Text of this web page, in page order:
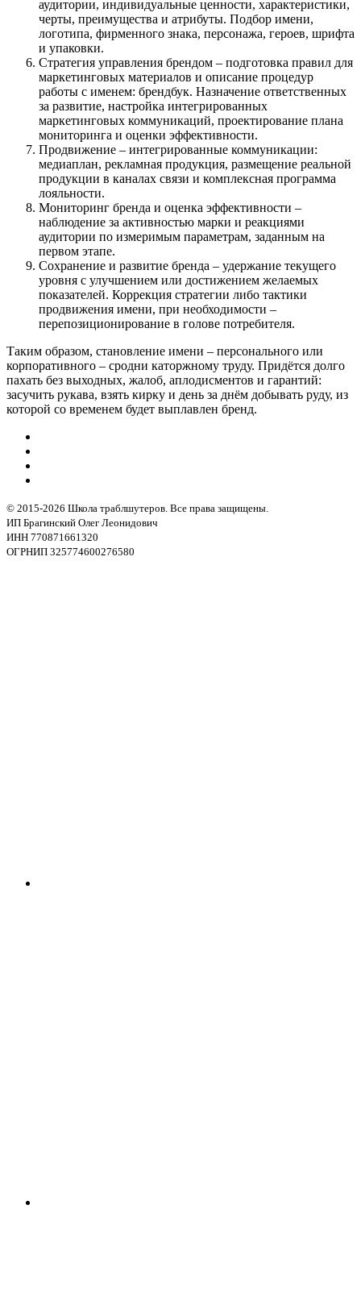
аудитории, индивидуальные ценности, характеристики,
черты, преимущества и атрибуты. Подбор имени,
логотипа, фирменного знака, персонажа, героев, шрифта
и упаковки.
Стратегия управления брендом – подготовка правил для
маркетинговых материалов и описание процедур
работы с именем: брендбук. Назначение ответственных
за развитие, настройка интегрированных
маркетинговых коммуникаций, проектирование плана
мониторинга и оценки эффективности.
Продвижение – интегрированные коммуникации:
медиаплан, рекламная продукция, размещение реальной
продукции в каналах связи и комплексная программа
лояльности.
Мониторинг бренда и оценка эффективности –
наблюдение за активностью марки и реакциями
аудитории по измеримым параметрам, заданным на
первом этапе.
Сохранение и развитие бренда – удержание текущего
уровня с улучшением или достижением желаемых
показателей. Коррекция стратегии либо тактики
продвижения имени, при необходимости –
перепозиционирование в голове потребителя.
Таким образом, становление имени – персонального или
корпоративного – сродни каторжному труду. Придётся долго
пахать без выходных, жалоб, аплодисментов и гарантий:
засучить рукава, взять кирку и день за днём добывать руду, из
которой со временем будет выплавлен бренд.
© 2015-2026 Школа траблшутеров. Все права защищены.
ИП Брагинский Олег Леонидович
ИНН 770871661320
ОГРНИП 325774600276580